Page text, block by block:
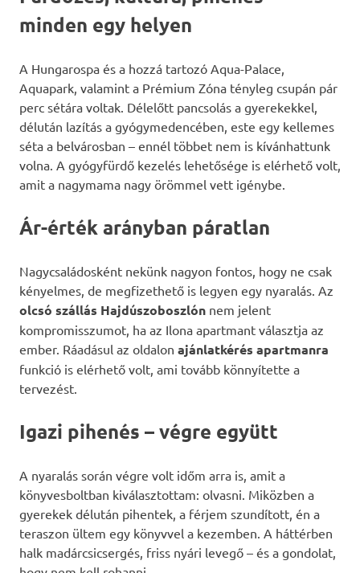
minden egy helyen
A Hungarospa és a hozzá tartozó Aqua-Palace,
Aquapark, valamint a Prémium Zóna tényleg csupán pár
perc sétára voltak. Délelőtt pancsolás a gyerekekkel,
délután lazítás a gyógymedencében, este egy kellemes
séta a belvárosban – ennél többet nem is kívánhattunk
volna. A gyógyfürdő kezelés lehetősége is elérhető volt,
amit a nagymama nagy örömmel vett igénybe.
Ár-érték arányban páratlan
Nagycsaládosként nekünk nagyon fontos, hogy ne csak
kényelmes, de megfizethető is legyen egy nyaralás. Az
olcsó szállás Hajdúszoboszlón nem jelent
kompromisszumot, ha az Ilona apartmant választja az
ember. Ráadásul az oldalon ajánlatkérés apartmanra
funkció is elérhető volt, ami tovább könnyítette a
tervezést.
Igazi pihenés – végre együtt
A nyaralás során végre volt időm arra is, amit a
könyvesboltban kiválasztottam: olvasni. Miközben a
gyerekek délután pihentek, a férjem szundított, én a
teraszon ültem egy könyvvel a kezemben. A háttérben
halk madárcsicsergés, friss nyári levegő – és a gondolat,